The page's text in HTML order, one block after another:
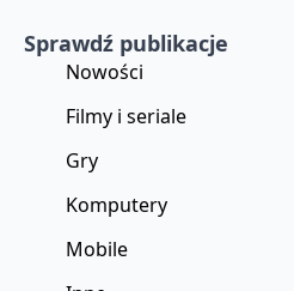
Sprawdź publikacje
Nowości
Filmy i seriale
Gry
Komputery
Mobile